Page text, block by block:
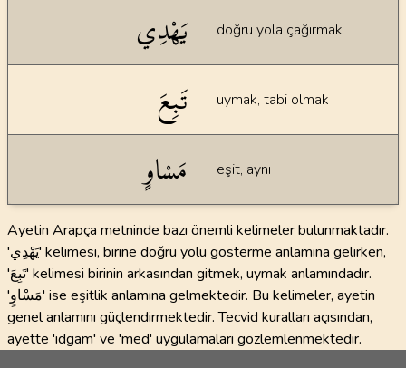
يَهْدِي doğru yola çağırmak
تَبِعَ uymak, tabi olmak
مَسْاوٍ eşit, aynı
Ayetin Arapça metninde bazı önemli kelimeler bulunmaktadır.
'يَهْدِي' kelimesi, birine doğru yolu gösterme anlamına gelirken,
'تَبِعَ' kelimesi birinin arkasından gitmek, uymak anlamındadır.
'مَسْاوٍ' ise eşitlik anlamına gelmektedir. Bu kelimeler, ayetin
genel anlamını güçlendirmektedir. Tecvid kuralları açısından,
ayette 'idgam' ve 'med' uygulamaları gözlemlenmektedir.